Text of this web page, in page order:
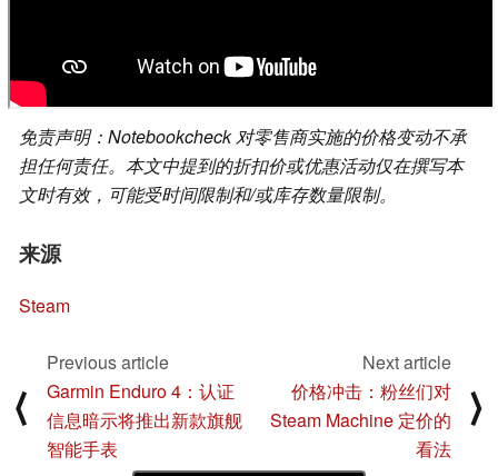
免责声明：Notebookcheck 对零售商实施的价格变动不承
担任何责任。本文中提到的折扣价或优惠活动仅在撰写本
文时有效，可能受时间限制和/或库存数量限制。
来源
Steam
⟨
Previous article
Garmin Enduro 4：认证
信息暗示将推出新款旗舰
智能手表
Next article
价格冲击：粉丝们对
Steam Machine 定价的
看法
⟩